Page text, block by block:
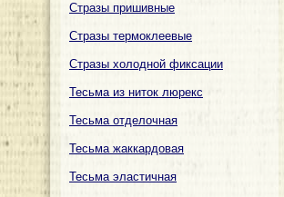
Стразы пришивные
Стразы термоклеевые
Стразы холодной фиксации
Тесьма из ниток люрекс
Тесьма отделочная
Тесьма жаккардовая
Тесьма эластичная